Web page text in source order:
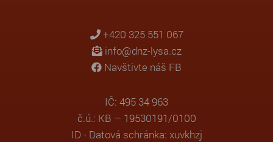
+420 325 551 067
info@dnz-lysa.cz
Navštivte náš FB
IČ: 495 34 963
č.ú.: KB – 19530191/0100
ID - Datová schránka: xuvkhzj